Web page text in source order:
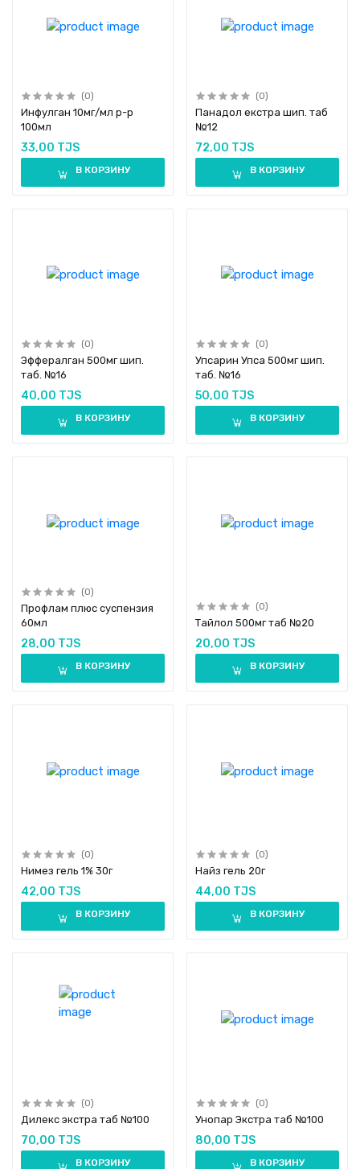
(0)
Инфулган 10мг/мл р-р
100мл
33,00 TJS
В КОРЗИНУ
(0)
Панадол екстра шип. таб
№12
72,00 TJS
В КОРЗИНУ
(0)
Эффералган 500мг шип.
таб. №16
40,00 TJS
В КОРЗИНУ
(0)
Упсарин Упса 500мг шип.
таб. №16
50,00 TJS
В КОРЗИНУ
(0)
Профлам плюс суспензия
60мл
28,00 TJS
В КОРЗИНУ
(0)
Тайлол 500мг таб №20
20,00 TJS
В КОРЗИНУ
(0)
Нимез гель 1% 30г
42,00 TJS
В КОРЗИНУ
(0)
Найз гель 20г
44,00 TJS
В КОРЗИНУ
(0)
Дилекс экстра таб №100
70,00 TJS
В КОРЗИНУ
(0)
Унопар Экстра таб №100
80,00 TJS
В КОРЗИНУ